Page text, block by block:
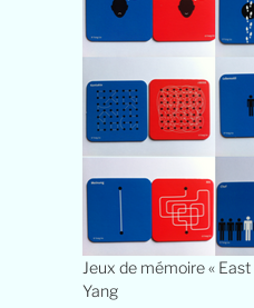
Jeux de mémoire «
Yang